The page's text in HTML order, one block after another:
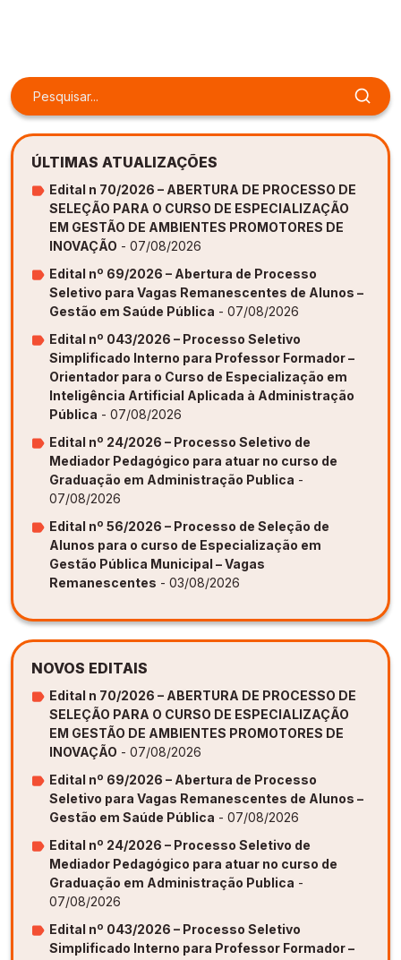
ÚLTIMAS ATUALIZAÇÕES
Edital n 70/2026 – ABERTURA DE PROCESSO DE
SELEÇÃO PARA O CURSO DE ESPECIALIZAÇÃO
EM GESTÃO DE AMBIENTES PROMOTORES DE
INOVAÇÃO - 07/08/2026
Edital nº 69/2026 – Abertura de Processo
Seletivo para Vagas Remanescentes de Alunos –
Gestão em Saúde Pública - 07/08/2026
Edital nº 043/2026 – Processo Seletivo
Simplificado Interno para Professor Formador –
Orientador para o Curso de Especialização em
Inteligência Artificial Aplicada à Administração
Pública - 07/08/2026
Edital nº 24/2026 – Processo Seletivo de
Mediador Pedagógico para atuar no curso de
Graduação em Administração Publica -
07/08/2026
Edital nº 56/2026 – Processo de Seleção de
Alunos para o curso de Especialização em
Gestão Pública Municipal – Vagas
Remanescentes - 03/08/2026
NOVOS EDITAIS
Edital n 70/2026 – ABERTURA DE PROCESSO DE
SELEÇÃO PARA O CURSO DE ESPECIALIZAÇÃO
EM GESTÃO DE AMBIENTES PROMOTORES DE
INOVAÇÃO - 07/08/2026
Edital nº 69/2026 – Abertura de Processo
Seletivo para Vagas Remanescentes de Alunos –
Gestão em Saúde Pública - 07/08/2026
Edital nº 24/2026 – Processo Seletivo de
Mediador Pedagógico para atuar no curso de
Graduação em Administração Publica -
07/08/2026
Edital nº 043/2026 – Processo Seletivo
Simplificado Interno para Professor Formador –
Especialização em Gestão de Ambientes de
Aprendizagem [PDE]
Docência na Educação Infantil [DINF]
Gestão Escolar [GESC]
Especialização em Gestão de Ambientes de
Aprendizagem [PDE]
Docência na Educação Infantil [DINF]
Gestão Escolar [GESC]
Especialização em Gestão de Ambientes de
Aprendizagem [PDE]
Docência na Educação Infantil [DINF]
Gestão Escolar [GESC]
Especialização em Gestão de Ambientes de
Aprendizagem [PDE]
Docência na Educação Infantil [DINF]
Gestão Escolar [GESC]
Especialização em Gestão de Ambientes de
Aprendizagem [PDE]
Docência na Educação Infantil [DINF]
Gestão Escolar [GESC]